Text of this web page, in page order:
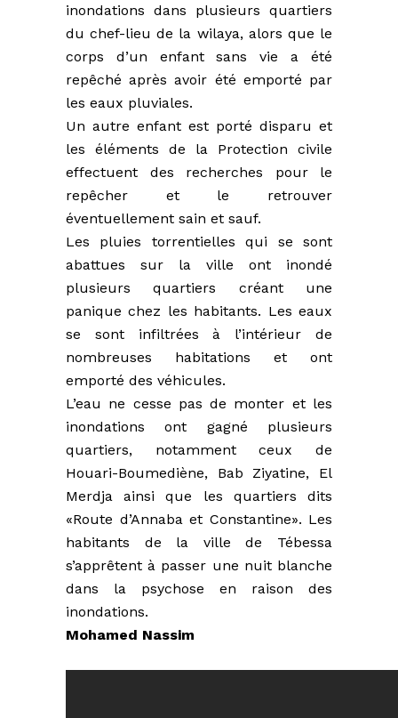
inondations dans plusieurs quartiers
du chef-lieu de la wilaya, alors que le
corps d’un enfant sans vie a été
repêché après avoir été emporté par
les eaux pluviales.
Un autre enfant est porté disparu et
les éléments de la Protection civile
effectuent des recherches pour le
repêcher et le retrouver
éventuellement sain et sauf.
Les pluies torrentielles qui se sont
abattues sur la ville ont inondé
plusieurs quartiers créant une
panique chez les habitants. Les eaux
se sont infiltrées à l’intérieur de
nombreuses habitations et ont
emporté des véhicules.
L’eau ne cesse pas de monter et les
inondations ont gagné plusieurs
quartiers, notamment ceux de
Houari-Boumediène, Bab Ziyatine, El
Merdja ainsi que les quartiers dits
«Route d’Annaba et Constantine». Les
habitants de la ville de Tébessa
s’apprêtent à passer une nuit blanche
dans la psychose en raison des
inondations.
Mohamed Nassim